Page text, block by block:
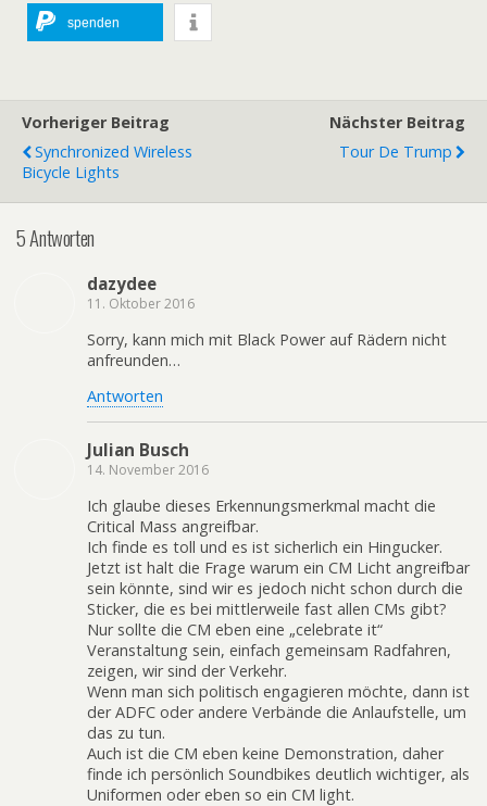
spenden
Vorheriger Beitrag
Synchronized Wireless
Bicycle Lights
Nächster Beitrag
Tour De Trump
5 Antworten
dazydee
11. Oktober 2016
Sorry, kann mich mit Black Power auf Rädern nicht
anfreunden…
Antworten
Julian Busch
14. November 2016
Ich glaube dieses Erkennungsmerkmal macht die
Critical Mass angreifbar.
Ich finde es toll und es ist sicherlich ein Hingucker.
Jetzt ist halt die Frage warum ein CM Licht angreifbar
sein könnte, sind wir es jedoch nicht schon durch die
Sticker, die es bei mittlerweile fast allen CMs gibt?
Nur sollte die CM eben eine „celebrate it“
Veranstaltung sein, einfach gemeinsam Radfahren,
zeigen, wir sind der Verkehr.
Wenn man sich politisch engagieren möchte, dann ist
der ADFC oder andere Verbände die Anlaufstelle, um
das zu tun.
Auch ist die CM eben keine Demonstration, daher
finde ich persönlich Soundbikes deutlich wichtiger, als
Uniformen oder eben so ein CM light.